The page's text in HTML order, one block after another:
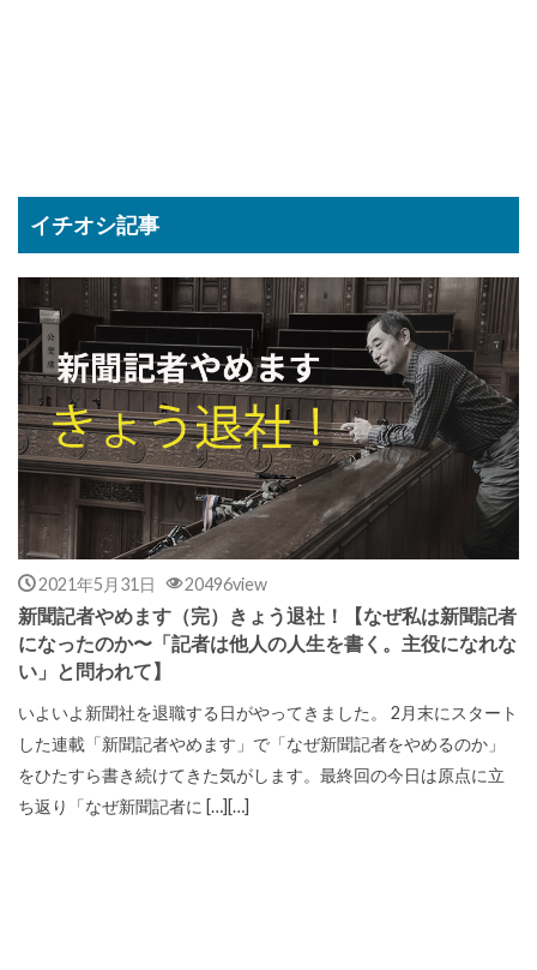
イチオシ記事
2021年5月31日 20496view
新聞記者やめます（完）きょう退社！【なぜ私は新聞記者
になったのか〜「記者は他人の人生を書く。主役になれな
い」と問われて】
いよいよ新聞社を退職する日がやってきました。 2月末にスタート
した連載「新聞記者やめます」で「なぜ新聞記者をやめるのか」
をひたすら書き続けてきた気がします。最終回の今日は原点に立
ち返り「なぜ新聞記者に […][…]